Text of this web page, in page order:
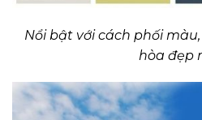
Nổi bật với cách phối
hòa đẹp